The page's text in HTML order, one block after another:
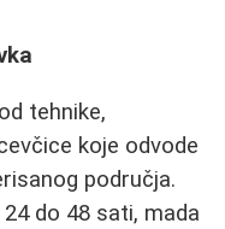
tehnike,
koje odvode
područja.
do 48 sati, mada